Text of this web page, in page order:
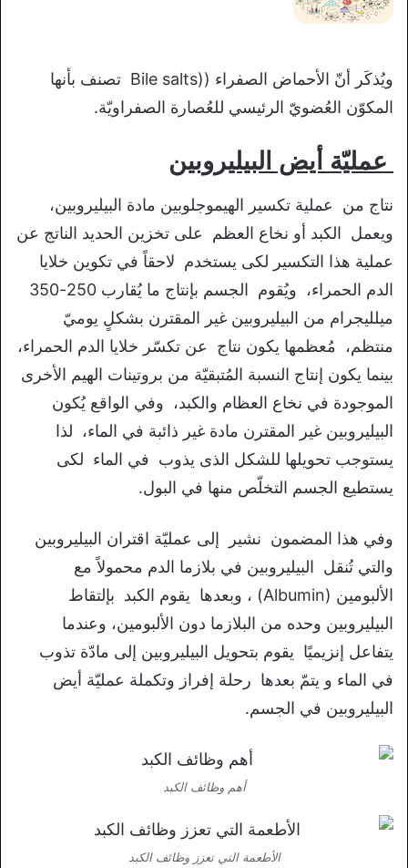
ويُذكَر أنّ الأحماض الصفراء ((Bile salts تصنف بأنها
المكوّن العُضويّ الرئيسي للعُصارة الصفراويّة.
عمليّة أيض البيليروبين
نتاج من عملية تكسير الهيموجلوبين مادة البيليروبين،
ويعمل الكبد أو نخاع العظم على تخزين الحديد الناتج عن
عملية هذا التكسير لكى يستخدم لاحقاً في تكوين خلايا
الدم الحمراء، ويُقوم الجسم بإنتاج ما يُقارب 250-350
ميلليجرام من البيليروبين غير المقترن بشكلٍ يوميّ
منتظم، مُعظمها يكون نتاج عن تكسّر خلايا الدم الحمراء،
بينما يكون إنتاج النسبة المُتبقيّة من بروتينات الهيم الأخرى
الموجودة في نخاع العظام والكبد، وفي الواقع يُكون
البيليروبين غير المقترن مادة غير ذائبة في الماء، لذا
يستوجب تحويلها للشكل الذى يذوب في الماء لكى
يستطيع الجسم التخلّص منها في البول.
وفي هذا المضمون نشير إلى عمليّة اقتران البيليروبين
والتي تُنقل البيليروبين في بلازما الدم محمولاً مع
الألبومين (Albumin) ، وبعدها يقوم الكبد بإلتقاط
البيليروبين وحده من البلازما دون الألبومين، وعندما
يتفاعل إنزيميًا يقوم بتحويل البيليروبين إلى مادّة تذوب
في الماء و يتمّ بعدها رحلة إفراز وتكملة عمليّة أيض
البيليروبين في الجسم.
أهم وظائف الكبد
الأطعمة التي تعزز وظائف الكبد